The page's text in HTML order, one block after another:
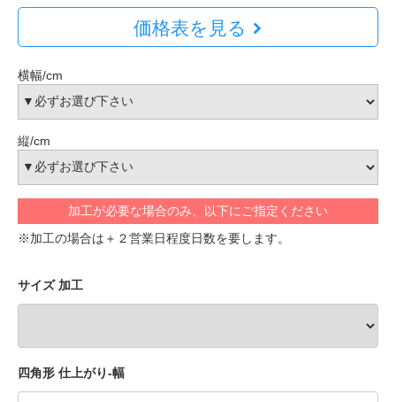
価格表を見る
横幅/cm
縦/cm
加工が必要な場合のみ、以下にご指定ください
※加工の場合は＋２営業日程度日数を要します。
サイズ 加工
四角形 仕上がり-幅